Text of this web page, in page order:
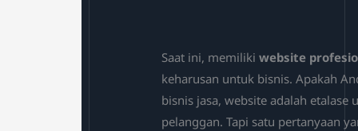
Saat ini, memilikiwebsite
keharusan untuk bisnis. Apakah
bisnis jasa, website adalah etalase
pelanggan. Tapi satu pertanyaan